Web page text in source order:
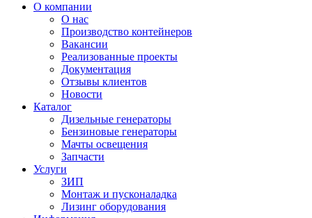
О компании
О нас
Производство контейнеров
Вакансии
Реализованные проекты
Документация
Отзывы клиентов
Новости
Каталог
Дизельные генераторы
Бензиновые генераторы
Мачты освещения
Запчасти
Услуги
ЗИП
Монтаж и пусконаладка
Лизинг оборудования